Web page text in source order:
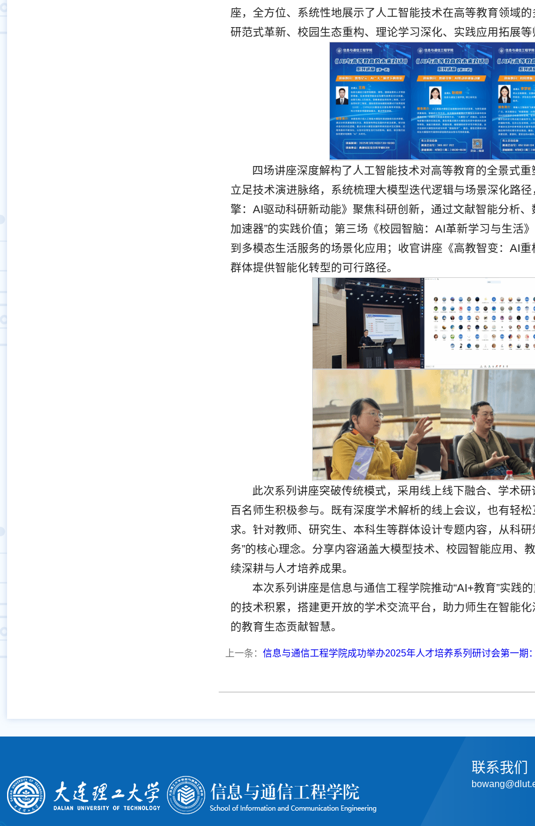
座，全方位、系统性地展示了人工智能技术在高等教育领域
研范式革新、校园生态重构、理论学习深化、实践应用拓展等
四场讲座深度解构了人工智能技术对高等教育的全景式重
立足技术演进脉络，系统梳理大模型迭代逻辑与场景深化路
擎：AI驱动科研新动能》聚焦科研创新，通过文献智能分析
加速器”的实践价值；第三场《校园智脑：AI革新学习与生活
到多模态生活服务的场景化应用；收官讲座《高教智变：AI
群体提供智能化转型的可行路径。
此次系列讲座突破传统模式，采用线上线下融合、学术
百名师生积极参与。既有深度学术解析的线上会议，也有轻
求。针对教师、研究生、本科生等群体设计专题内容，从科
务”的核心理念。分享内容涵盖大模型技术、校园智能应用、
续深耕与人才培养成果。
本次系列讲座是信息与通信工程学院推动“AI+教育”实践
的技术积累，搭建更开放的学术交流平台，助力师生在智能
的教育生态贡献智慧。
上一条： 信息与通信工程学院成功举办2025年人才培养系列研讨会第一期
联系我们